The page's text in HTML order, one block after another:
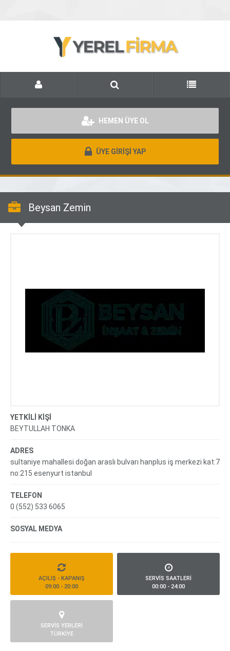
HEMEN ÜYE OL
ÜYE GİRİŞİ YAP
Beysan Zemin
YETKİLİ KİŞİ
BEYTULLAH TONKA
ADRES
sultaniye mahallesi doğan araslı bulvarı hanplus iş merkezi kat:7
no:215 esenyurt istanbul
TELEFON
0 (552) 533 6065
SOSYAL MEDYA
AÇILIŞ - KAPANIŞ
09:00 - 20:00
SERVİS SAATLERİ
00:00 - 24:00
SERVİS YERLERİ
TÜRKİYE